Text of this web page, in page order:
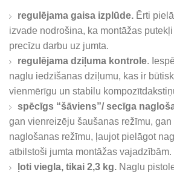
regulējama gaisa izplūde. Ērti
izvade nodrošina, ka montāžas
precīzu darbu uz jumta.
regulējama dziļuma kontrole.
naglu iedzīšanas dziļumu, kas ir
vienmērīgu un stabilu
spēcīgs “šāviens”/ secīga
gan vienreizēju šaušanas režīmu,
naglošanas režīmu, ļaujot pielāgot
atbilstoši jumta montāžas vajadzībām.
ļoti viegla, tikai 2,3 kg. Naglu